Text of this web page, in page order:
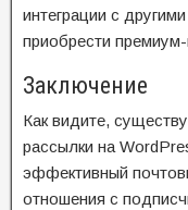
интеграции с
приобрести
Заключение
Как видите,
рассылки на
эффективный
отношения с